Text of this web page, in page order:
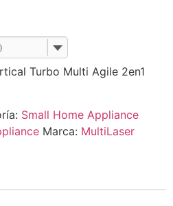
Turbo Multi Agile 2en1
Small Home Appliance
Marca: MultiLaser